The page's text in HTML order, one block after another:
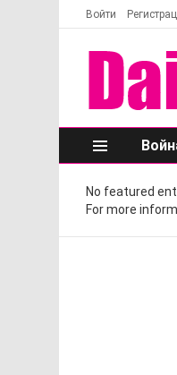
Войти
Меню
No featured
For more